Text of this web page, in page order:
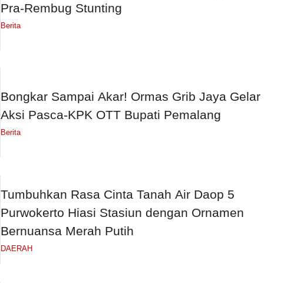
Pra-Rembug Stunting
Berita
Bongkar Sampai Akar! Ormas Grib Jaya Gelar
Aksi Pasca-KPK OTT Bupati Pemalang
Berita
Tumbuhkan Rasa Cinta Tanah Air Daop 5
Purwokerto Hiasi Stasiun dengan Ornamen
Bernuansa Merah Putih
DAERAH